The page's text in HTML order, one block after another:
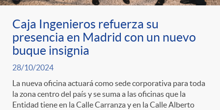
Caja Ingenieros refuerza su
presencia en Madrid con un nuevo
buque insignia
28/10/2024
La nueva oficina actuará como sede corporativa para toda
la zona centro del país y se suma a las oficinas que la
Entidad tiene en la Calle Carranza y en la Calle Alberto